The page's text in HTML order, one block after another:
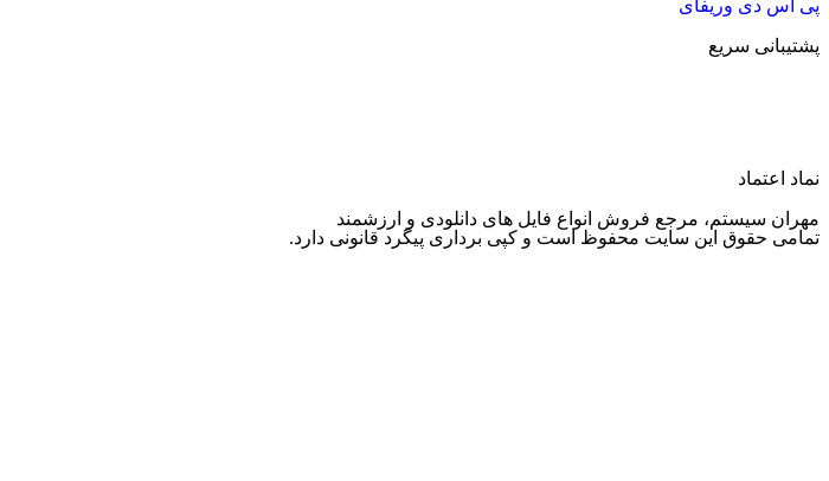
پی اس دی وریفای
پشتیبانی سریع
نماد اعتماد
مهران سیستم، مرجع فروش انواع فایل های دانلودی و ارزشمند
تمامی حقوق این سایت محفوظ است و کپی برداری پیگرد قانونی دارد.